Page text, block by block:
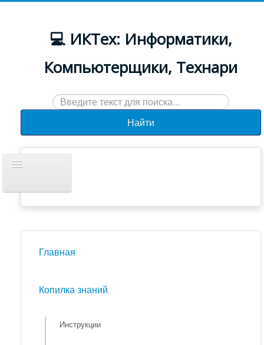
💻 ИКТех: Информатики,
Компьютерщики, Технари
Искать...
Найти
навигацию
Новости
Главная
Копилка знаний
Инструкции